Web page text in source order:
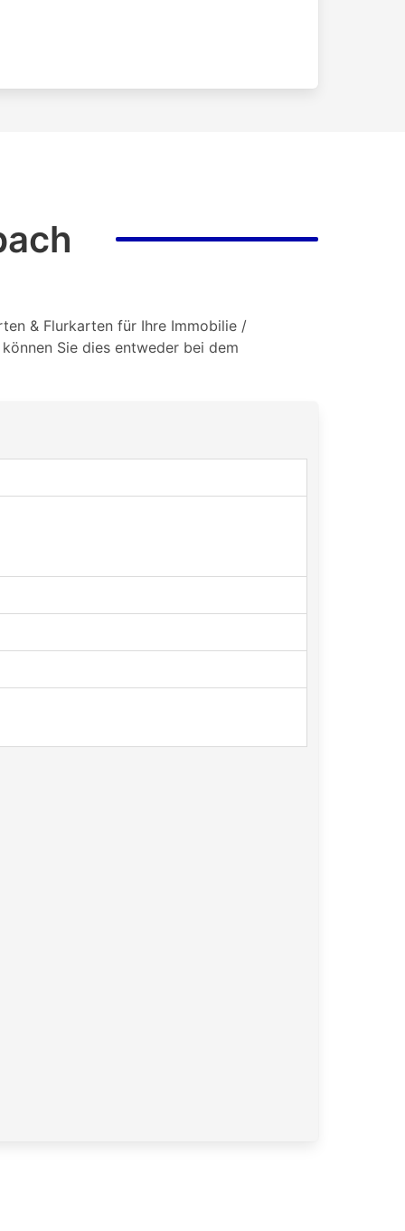
& Flurkarten für Ihre Immobilie /
Sie dies entweder bei dem